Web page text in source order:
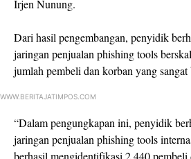
Irjen Nunung.
Dari hasil pengembangan, penyidik
jaringan penjualan phishing tools
jumlah pembeli dan korban yang sangat
WWW.BERITAJATIMPOS.COM
“Dalam pengungkapan ini, penyidik
jaringan penjualan phishing tools